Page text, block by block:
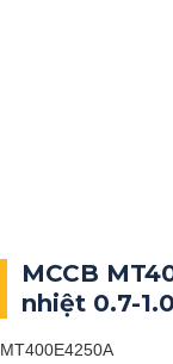
MCCB
nhiệt 0.7-1.0
MT400E4250A